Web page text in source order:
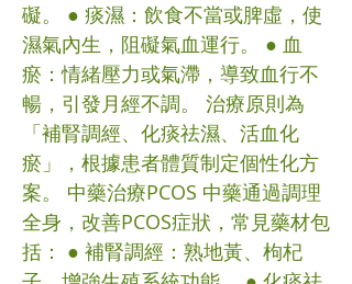
礙。 ● 痰濕：飲食不當或脾虛，使
濕氣內生，阻礙氣血運行。 ● 血
瘀：情緒壓力或氣滯，導致血行不
暢，引發月經不調。 治療原則為
「補腎調經、化痰祛濕、活血化
瘀」，根據患者體質制定個性化方
案。 中藥治療PCOS 中藥通過調理
全身，改善PCOS症狀，常見藥材包
括： ● 補腎調經：熟地黃、枸杞